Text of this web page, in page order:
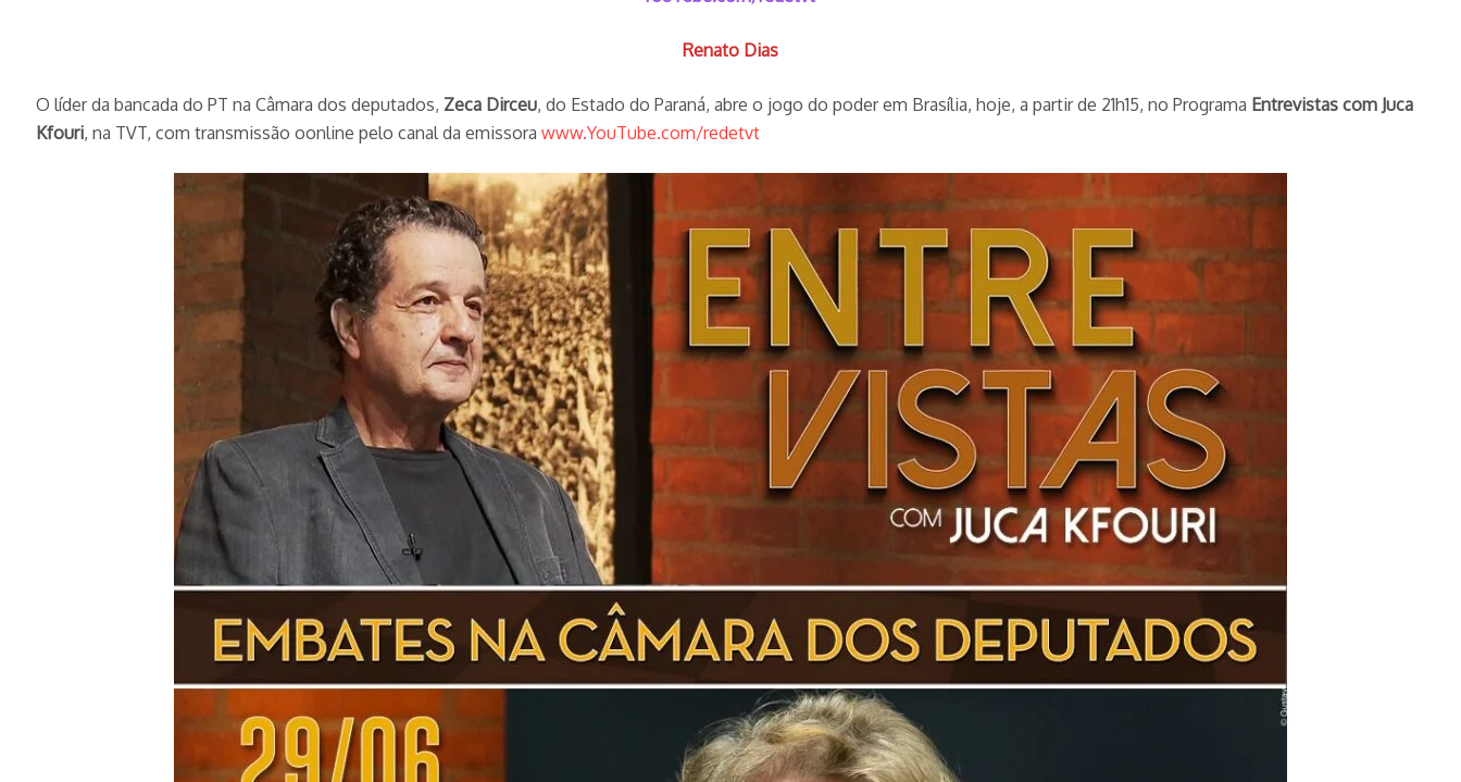
Renato Dias
O líder da bancada do PT na Câmara dos deputados, Zeca Dirceu, do Estado do Paraná, abre o jogo do poder em Brasília, hoje, a partir de 21h15, no Programa Entrevistas com Juca
Kfouri, na TVT, com transmissão oonline pelo canal da emissora www.YouTube.com/redetvt